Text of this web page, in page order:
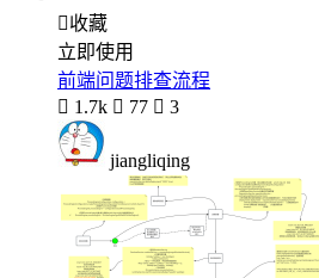
收藏
立即使用
前端问题排查流程
 1.7k  77  3
jiangliqing